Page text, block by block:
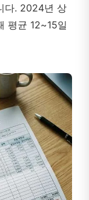
다. 2024년 상
평균 12~15일